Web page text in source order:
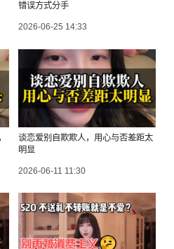
错误方式分手
2026-06-25 14:33
谈恋爱别自欺欺人，用心与否差距太
明显
2026-06-11 11:30